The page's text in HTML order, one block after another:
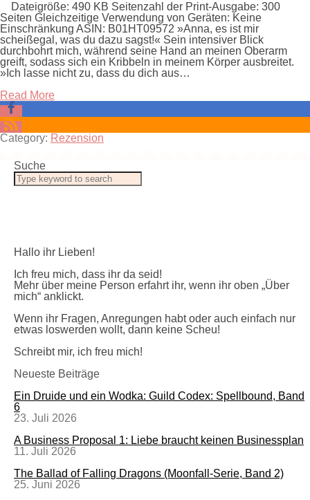
Dateigröße: 490 KB Seitenzahl der Print-Ausgabe: 300
Seiten Gleichzeitige Verwendung von Geräten: Keine
Einschränkung ASIN: B01HT09572 »Anna, es ist mir
scheißegal, was du dazu sagst!« Sein intensiver Blick
durchbohrt mich, während seine Hand an meinen Oberarm
greift, sodass sich ein Kribbeln in meinem Körper ausbreitet.
»Ich lasse nicht zu, dass du dich aus…
Read More
Category: Rezension
Suche
Hallo ihr Lieben!
Ich freu mich, dass ihr da seid!
Mehr über meine Person erfahrt ihr, wenn ihr oben „Über
mich“ anklickt.
Wenn ihr Fragen, Anregungen habt oder auch einfach nur
etwas loswerden wollt, dann keine Scheu!
Schreibt mir, ich freu mich!
Neueste Beiträge
Ein Druide und ein Wodka: Guild Codex: Spellbound, Band
6
23. Juli 2026
A Business Proposal 1: Liebe braucht keinen Businessplan
11. Juli 2026
The Ballad of Falling Dragons (Moonfall-Serie, Band 2)
25. Juni 2026